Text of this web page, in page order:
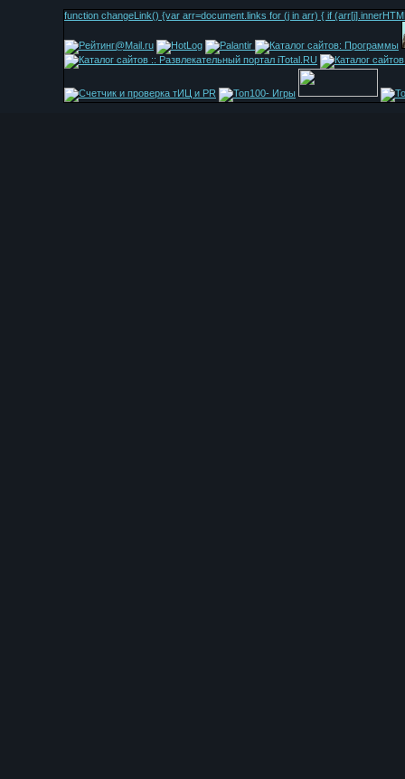
function changeLink() {var arr=document.links for (j in arr) { if